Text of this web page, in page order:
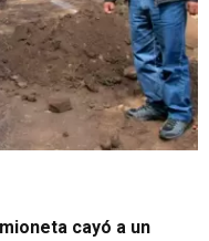
cayó a un